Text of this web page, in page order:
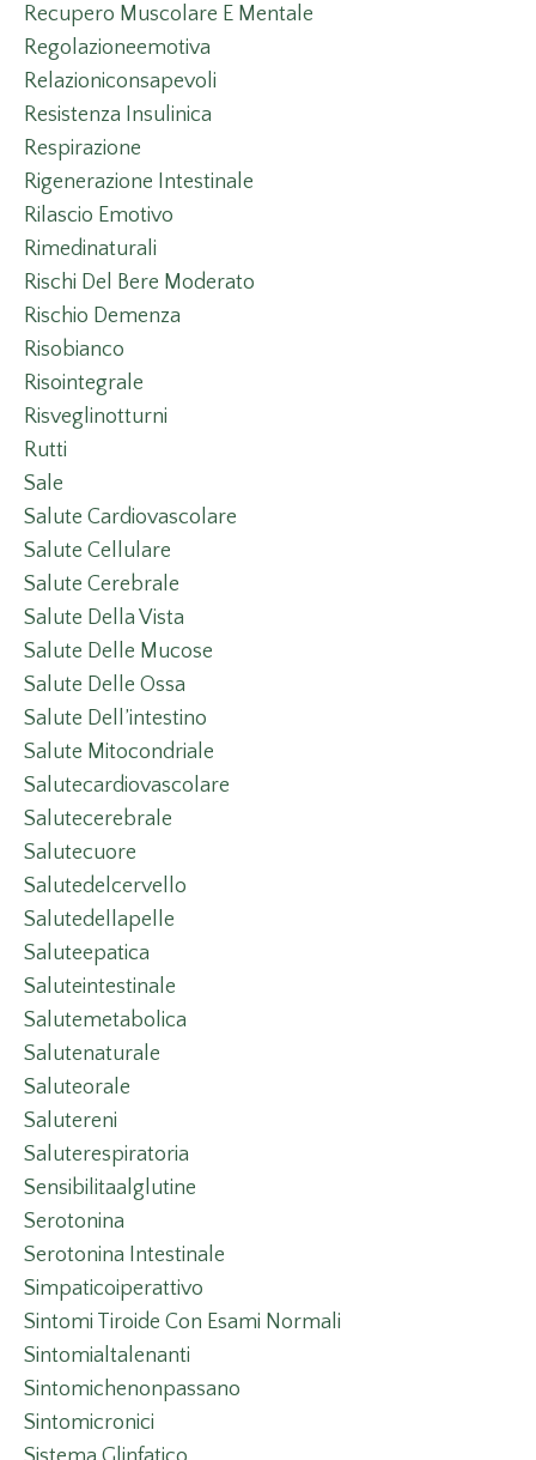
Recupero Muscolare E Mentale
Regolazioneemotiva
Relazioniconsapevoli
Resistenza Insulinica
Respirazione
Rigenerazione Intestinale
Rilascio Emotivo
Rimedinaturali
Rischi Del Bere Moderato
Rischio Demenza
Risobianco
Risointegrale
Risveglinotturni
Rutti
Sale
Salute Cardiovascolare
Salute Cellulare
Salute Cerebrale
Salute Della Vista
Salute Delle Mucose
Salute Delle Ossa
Salute Dell’intestino
Salute Mitocondriale
Salutecardiovascolare
Salutecerebrale
Salutecuore
Salutedelcervello
Salutedellapelle
Saluteepatica
Saluteintestinale
Salutemetabolica
Salutenaturale
Saluteorale
Salutereni
Saluterespiratoria
Sensibilitaalglutine
Serotonina
Serotonina Intestinale
Simpaticoiperattivo
Sintomi Tiroide Con Esami Normali
Sintomialtalenanti
Sintomichenonpassano
Sintomicronici